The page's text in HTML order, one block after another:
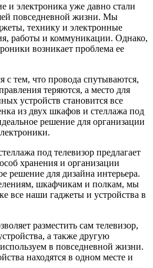
и электроника уже давно стали
повседневной жизни. Мы
технику и электронные
работы и коммуникации. Однако,
возникает проблема ее
с тем, что провода спутываются,
теряются, а место для
устройств становится все
из двух шкафов и стеллажа под
решение для организации
под телевизор предлагает
хранения и организации
решение для дизайна интерьера.
шкафчикам и полкам, мы
все наши гаджеты и устройства в
разместить сам телевизор,
а также другую
в повседневной жизни.
находятся в одном месте и